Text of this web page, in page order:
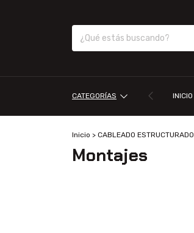
CATEGORÍAS INICIO
Inicio > CABLEADO ESTRUCTURADO
Montajes